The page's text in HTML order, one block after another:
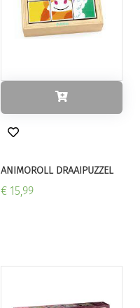
ANIMOROLL DRAAIPUZZEL
€ 15,99